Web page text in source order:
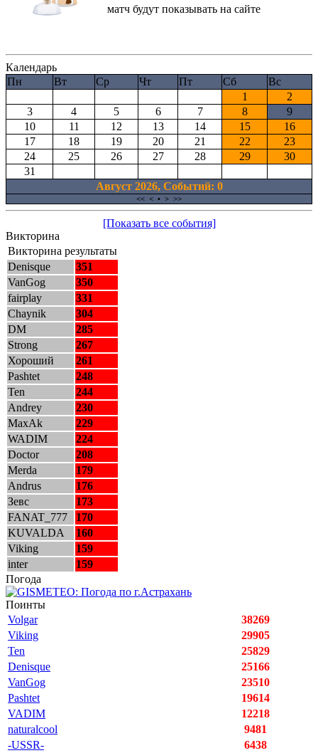
матч будут показывать на сайте
Календарь
Пн
Вт Ср Чт Пт Сб
Вс
1
2
3
4 5 6 7 8
9
10
11 12 13 14 15
16
17
18 19 20 21 22
23
24
25 26 27 28 29
30
31
Август 2026, Cобытий: 0
<< < • > >>
[Показать все события]
Викторина
Викторина результаты
Denisque
351
VanGog
350
fairplay
331
Chaynik
304
DM
285
Strong
267
Хороший
261
Pashtet
248
Ten
244
Andrey
230
MaxAk
229
WADIM
224
Doctor
208
Merda
179
Andrus
176
Зевс
173
FANAT_777
170
KUVALDA
160
Viking
159
inter
159
Погода
Поинты
Volgar
38269
Viking
29905
Ten
25829
Denisque
25166
VanGog
23510
Pashtet
19614
VADIM
12218
naturalcool
9481
-USSR-
6438